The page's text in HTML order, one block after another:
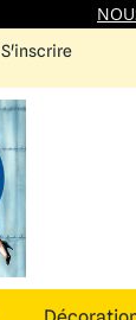
S'inscrire